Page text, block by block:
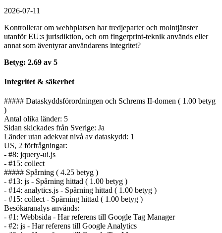
2026-07-11
Kontrollerar om webbplatsen har tredjeparter och molntjänster
utanför EU:s jurisdiktion, och om fingerprint-teknik används eller
annat som äventyrar användarens integritet?
Betyg: 2.69 av 5
Integritet & säkerhet
##### Dataskyddsförordningen och Schrems II-domen ( 1.00 betyg
)
Antal olika länder: 5
Sidan skickades från Sverige: Ja
Länder utan adekvat nivå av dataskydd: 1
US, 2 förfrågningar:
- #8: jquery-ui.js
- #15: collect
##### Spårning ( 4.25 betyg )
- #13: js - Spårning hittad ( 1.00 betyg )
- #14: analytics.js - Spårning hittad ( 1.00 betyg )
- #15: collect - Spårning hittad ( 1.00 betyg )
Besökaranalys används:
- #1: Webbsida - Har referens till Google Tag Manager
- #2: js - Har referens till Google Analytics